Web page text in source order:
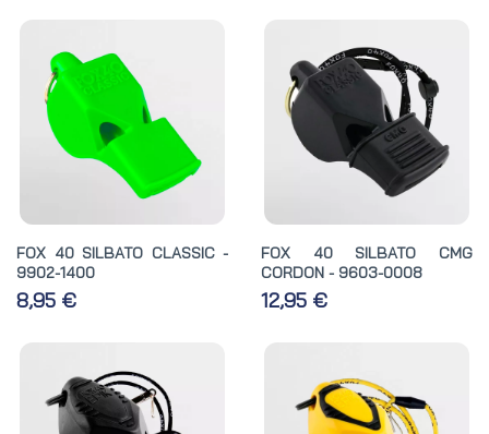
FOX 40 SILBATO CLASSIC -
9902-1400
8,95 €
FOX 40 SILBATO CMG
CORDON - 9603-0008
12,95 €